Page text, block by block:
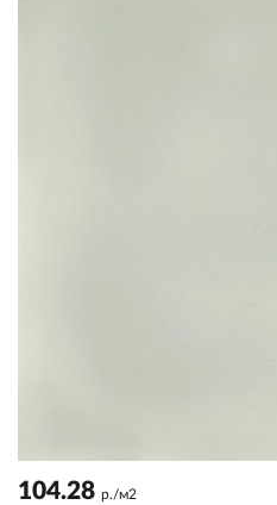
104.28 р./м2